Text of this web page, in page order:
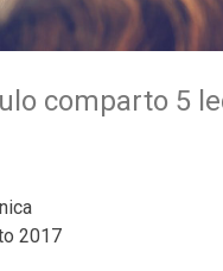
comparto 5
2017